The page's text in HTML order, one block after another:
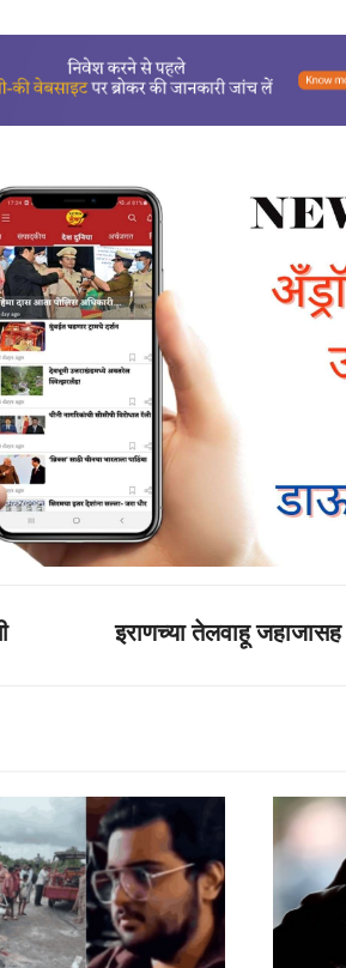
इराणच्या तेलवाहू